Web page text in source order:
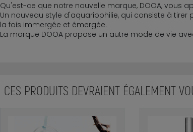
Qu'est-ce que notre nouvelle marque, DOOA, vous
Un nouveau style d'aquariophilie, qui consiste à
la fois immergée et émergée.
La marque DOOA propose un autre mode de vie
CES PRODUITS DEVRAIENT ÉGALEMENT